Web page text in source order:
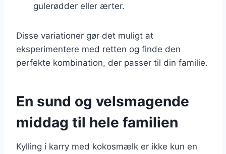
gulerødder eller ærter.
Disse variationer gør det muligt at
eksperimentere med retten og finde den
perfekte kombination, der passer til din familie.
En sund og velsmagende
middag til hele familien
Kylling i karry med kokosmælk er ikke kun en